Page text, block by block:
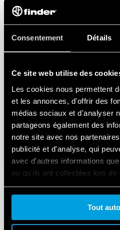
Consentement Détails
Ce site web utilise des
Les cookies nous permettent
et les annonces, d'offrir des
médias sociaux et d'analyser
partageons également des
notre site avec nos
publicité et d'analyse, qui
avec d'autres informations
ou qu'ils ont collectées lors
services.
Tout